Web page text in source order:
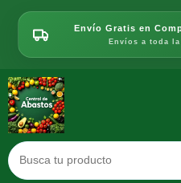
contenido
Envío Gratis en
Envíos a toda